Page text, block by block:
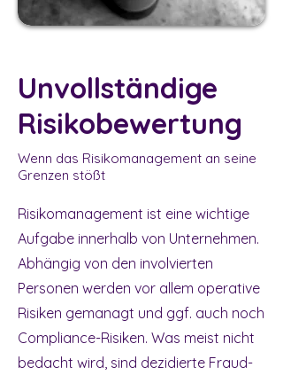
Unvollständige
Risikobewertung
Wenn das Risikomanagement an seine
Grenzen stößt
Risikomanagement ist eine wichtige
Aufgabe innerhalb von Unternehmen.
Abhängig von den involvierten
Personen werden vor allem operative
Risiken gemanagt und ggf. auch noch
Compliance-Risiken. Was meist nicht
bedacht wird, sind dezidierte Fraud-